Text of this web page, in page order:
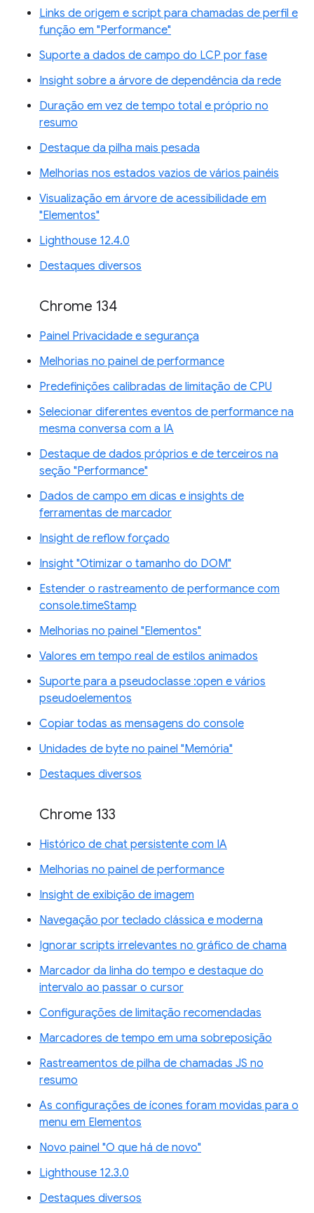
Links de origem e script para chamadas de perfil e
função em "Performance"
Suporte a dados de campo do LCP por fase
Insight sobre a árvore de dependência da rede
Duração em vez de tempo total e próprio no
resumo
Destaque da pilha mais pesada
Melhorias nos estados vazios de vários painéis
Visualização em árvore de acessibilidade em
"Elementos"
Lighthouse 12.4.0
Destaques diversos
Chrome 134
Painel Privacidade e segurança
Melhorias no painel de performance
Predefinições calibradas de limitação de CPU
Selecionar diferentes eventos de performance na
mesma conversa com a IA
Destaque de dados próprios e de terceiros na
seção "Performance"
Dados de campo em dicas e insights de
ferramentas de marcador
Insight de reflow forçado
Insight "Otimizar o tamanho do DOM"
Estender o rastreamento de performance com
console.timeStamp
Melhorias no painel "Elementos"
Valores em tempo real de estilos animados
Suporte para a pseudoclasse :open e vários
pseudoelementos
Copiar todas as mensagens do console
Unidades de byte no painel "Memória"
Destaques diversos
Chrome 133
Histórico de chat persistente com IA
Melhorias no painel de performance
Insight de exibição de imagem
Navegação por teclado clássica e moderna
Ignorar scripts irrelevantes no gráfico de chama
Marcador da linha do tempo e destaque do
intervalo ao passar o cursor
Configurações de limitação recomendadas
Marcadores de tempo em uma sobreposição
Rastreamentos de pilha de chamadas JS no
resumo
As configurações de ícones foram movidas para o
menu em Elementos
Novo painel "O que há de novo"
Lighthouse 12.3.0
Destaques diversos